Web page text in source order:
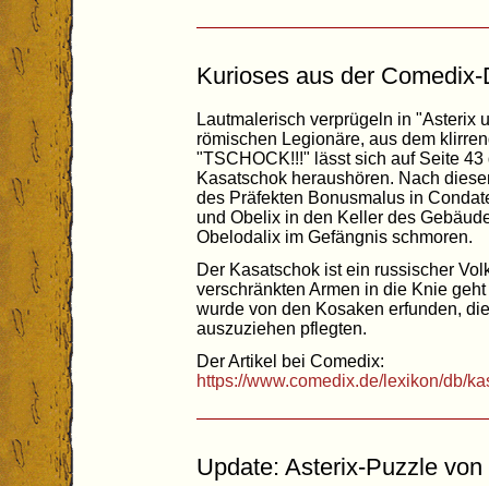
Kurioses aus der
Lautmalerisch verprügeln in "Asterix
römischen Legionäre, aus dem
"TSCHOCK!!!" lässt sich auf Seite
Kasatschok heraushören. Nach
des Präfekten Bonusmalus in
und Obelix in den Keller des
Obelodalix im Gefängnis schmoren.
Der Kasatschok ist ein russischer
verschränkten Armen in die Knie
wurde von den Kosaken erfunden,
auszuziehen pflegten.
Der Artikel bei Comedix:
https://www.comedix.de/lexikon/db/
Update: Asterix-Puzzle